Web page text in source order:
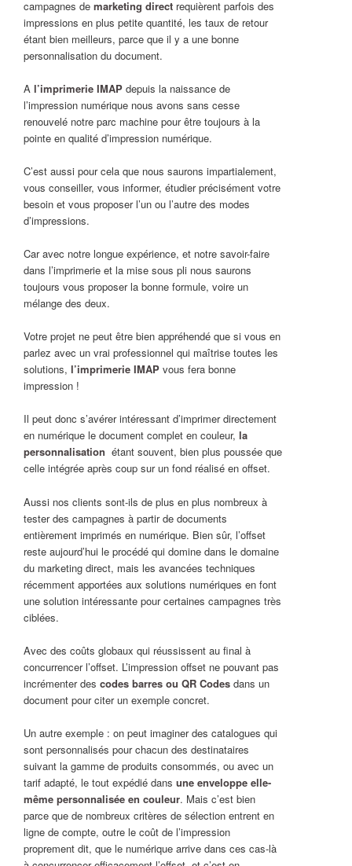
campagnes de marketing directrequièrent parfois des
impressions en plus petite quantité, les taux de retour
étant bien meilleurs, parce que il y a une bonne
personnalisation du document.
A l’imprimerie IMAPdepuis la naissance de
l’impression numérique nous avons sans cesse
renouvelé notre parc machine pour être toujours à la
pointe en qualité d’impression numérique.
C’est aussi pour cela que nous saurons impartialement,
vous conseiller, vous informer, étudier précisément votre
besoin et vous proposer l’un ou l’autre des modes
d’impressions.
Car avec notre longue expérience, et notre savoir-faire
dans l’imprimerie et la mise sous pli nous saurons
toujours vous proposer la bonne formule, voire un
mélange des deux.
Votre projet ne peut être bien appréhendé que si vous en
parlez avec un vrai professionnel qui maîtrise toutes les
solutions, l’imprimerie IMAPvous fera bonne
impression !
Il peut donc s’avérer intéressant d’imprimer directement
en numérique le document complet en couleur, la
personnalisation étant souvent, bien plus poussée que
celle intégrée après coup sur un fond réalisé en offset.
Aussi nos clients sont-ils de plus en plus nombreux à
tester des campagnes à partir de documents
entièrement imprimés en numérique. Bien sûr, l’offset
reste aujourd’hui le procédé qui domine dans le domaine
du marketing direct, mais les avancées techniques
récemment apportées aux solutions numériques en font
une solution intéressante pour certaines campagnes très
ciblées.
Avec des coûts globaux qui réussissent au final à
concurrencer l’offset. L’impression offset ne pouvant pas
incrémenter des codes barres ou QR Codesdans un
document pour citer un exemple concret.
Un autre exemple : on peut imaginer des catalogues qui
sont personnalisés pour chacun des destinataires
suivant la gamme de produits consommés, ou avec un
tarif adapté, le tout expédié dans une enveloppe elle-
même personnalisée en couleur. Mais c’est bien
parce que de nombreux critères de sélection entrent en
ligne de compte, outre le coût de l’impression
proprement dit, que le numérique arrive dans ces cas-là